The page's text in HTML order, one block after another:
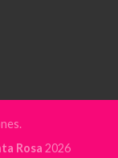
Rosa 2026